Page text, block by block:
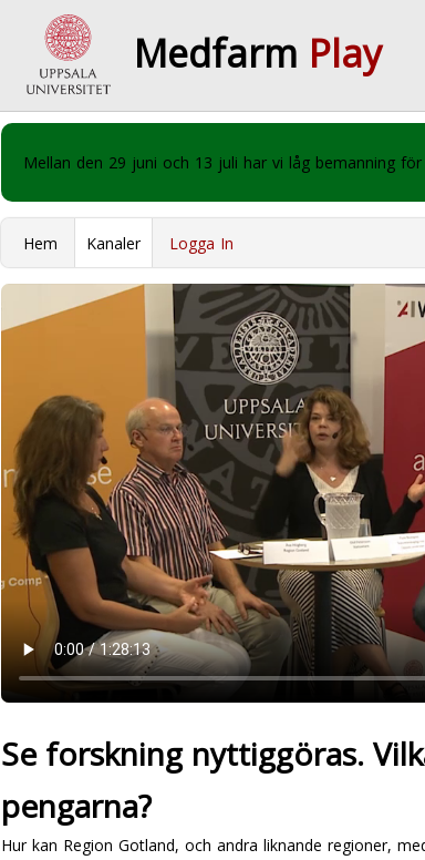
Medfarm Play
Mellan den 29 juni och 13 juli har vi låg bemanning
Hem Kanaler Logga In
Se forskning nyttiggöras.
pengarna?
Hur kan Region Gotland, och andra liknande regioner,